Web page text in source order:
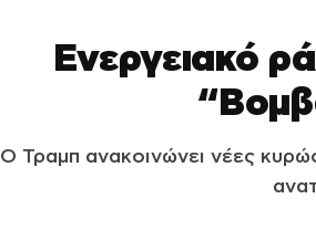
Ενεργειακό
Ο Τραμπ ανακοινώνει νέες